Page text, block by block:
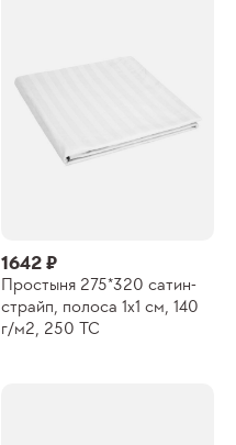
1642 ₽
Простыня 275*320 сатин-
страйп, полоса 1х1 см, 140
г/м2, 250 ТС